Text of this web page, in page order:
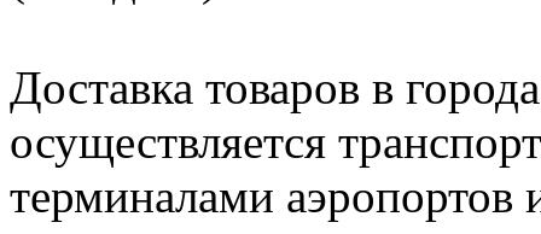
Доставка товаров в
осуществляется
терминалами